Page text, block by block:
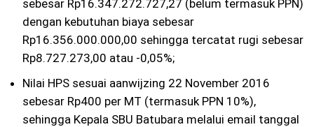
sebesar Rp16.347.272.727,27 (belum termasuk PPN)
dengan kebutuhan biaya sebesar
Rp16.356.000.000,00 sehingga tercatat rugi sebesar
Rp8.727.273,00 atau -0,05%;
Nilai HPS sesuai aanwijzing 22 November 2016
sebesar Rp400 per MT (termasuk PPN 10%),
sehingga Kepala SBU Batubara melalui email tanggal